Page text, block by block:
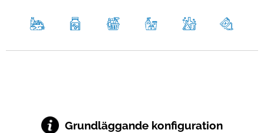
Grundläggande konfiguration